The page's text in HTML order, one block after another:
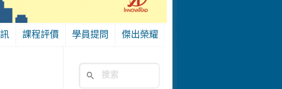
課程評價 學員提問 傑出榮耀